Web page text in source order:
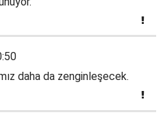
daha da zenginleşecek.